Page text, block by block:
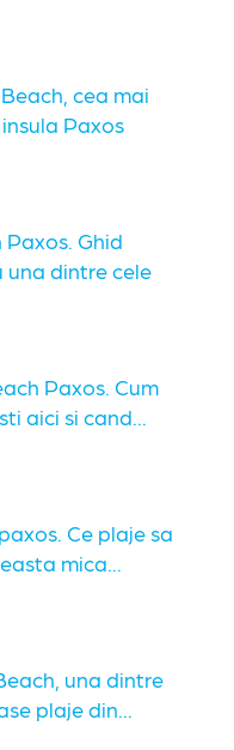
cea mai
Paxos
Ghid
dintre cele
Paxos. Cum
aici si cand...
Ce plaje sa
mica...
una dintre
plaje din...